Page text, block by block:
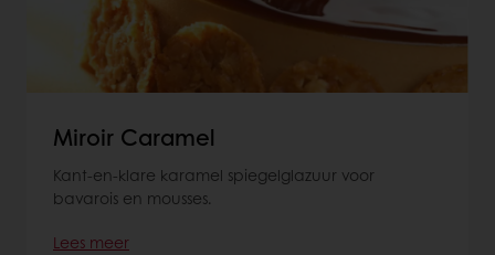
Miroir Caramel
Kant-en-klare karamel spiegelglazuur voor
bavarois en mousses.
Lees meer